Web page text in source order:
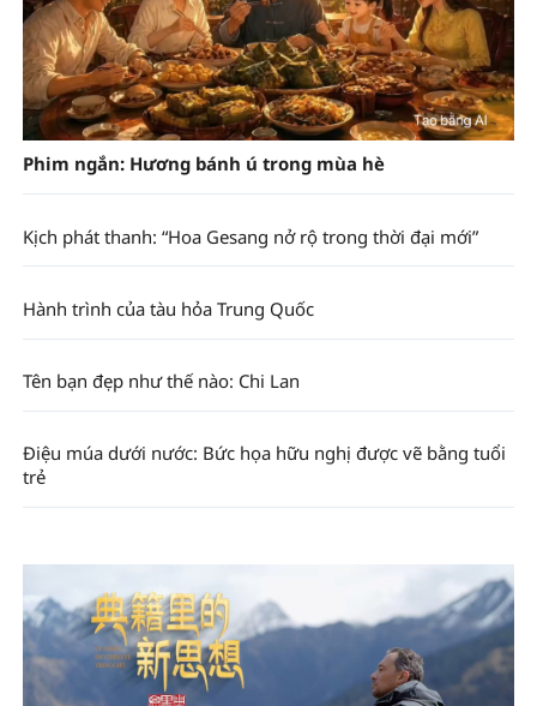
Phim ngắn: Hương bánh ú trong mùa hè
Kịch phát thanh: “Hoa Gesang nở rộ trong thời đại mới”
Hành trình của tàu hỏa Trung Quốc
Tên bạn đẹp như thế nào: Chi Lan
Điệu múa dưới nước: Bức họa hữu nghị được vẽ bằng tuổi
trẻ